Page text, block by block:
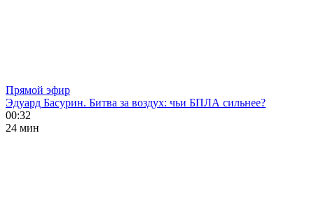
Прямой эфир
Эдуард Басурин. Битва за воздух: чьи БПЛА сильнее?
00:32
24 мин